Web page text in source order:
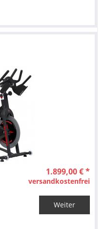
1.899,00 € *
versandkostenfrei
Weiter